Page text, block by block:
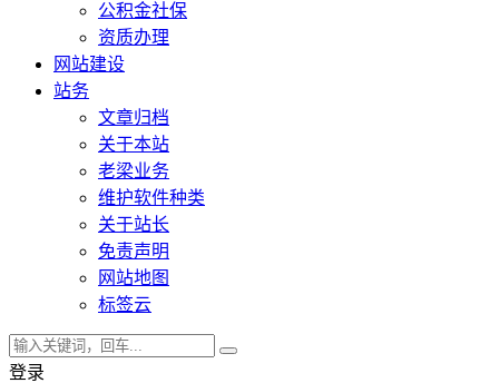
公积金社保
资质办理
网站建设
站务
文章归档
关于本站
老梁业务
维护软件种类
关于站长
免责声明
网站地图
标签云
登录